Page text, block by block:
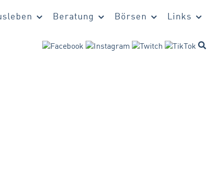
Beratung Börsen Links